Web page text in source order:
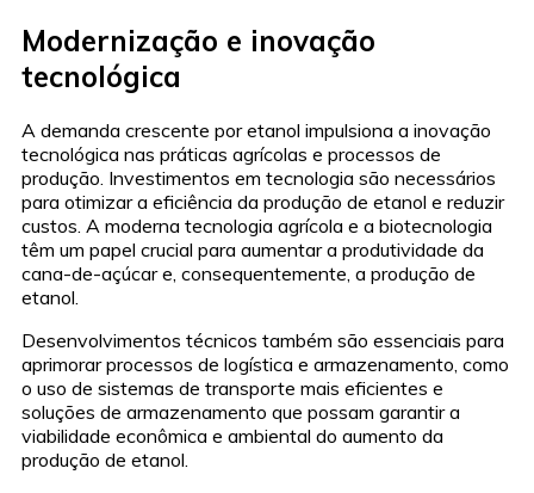
Modernização e inovação
tecnológica
A demanda crescente por etanol impulsiona a inovação
tecnológica nas práticas agrícolas e processos de
produção. Investimentos em tecnologia são necessários
para otimizar a eficiência da produção de etanol e reduzir
custos. A moderna tecnologia agrícola e a biotecnologia
têm um papel crucial para aumentar a produtividade da
cana-de-açúcar e, consequentemente, a produção de
etanol.
Desenvolvimentos técnicos também são essenciais para
aprimorar processos de logística e armazenamento, como
o uso de sistemas de transporte mais eficientes e
soluções de armazenamento que possam garantir a
viabilidade econômica e ambiental do aumento da
produção de etanol.